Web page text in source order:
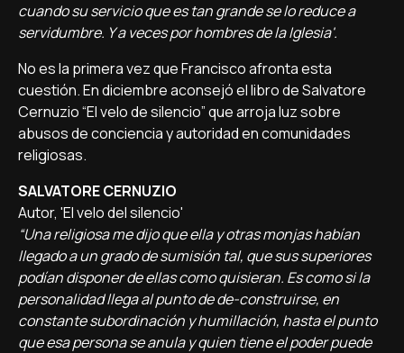
cuando su servicio que es tan grande se lo reduce a
servidumbre. Y a veces por hombres de la Iglesia'.
No es la primera vez que Francisco afronta esta
cuestión. En diciembre aconsejó el libro de Salvatore
Cernuzio “El velo de silencio” que arroja luz sobre
abusos de conciencia y autoridad en comunidades
religiosas.
SALVATORE CERNUZIO
Autor, 'El velo del silencio'
“Una religiosa me dijo que ella y otras monjas habían
llegado a un grado de sumisión tal, que sus superiores
podían disponer de ellas como quisieran. Es como si la
personalidad llega al punto de de-construirse, en
constante subordinación y humillación, hasta el punto
que esa persona se anula y quien tiene el poder puede